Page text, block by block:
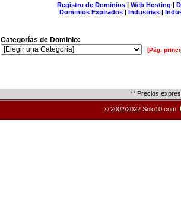
Registro de Dominios| Web Hosting |
Dominios Expirados | Industrias |
Categorías de Dominio:
[Pág.
** Precios
© 2002/2022 Solo10.com